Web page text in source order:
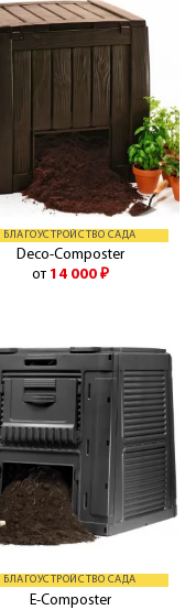
БЛАГОУСТРОЙСТВО САДА
Deco-Composter
от 14 000 ₽
БЛАГОУСТРОЙСТВО САДА
E-Composter